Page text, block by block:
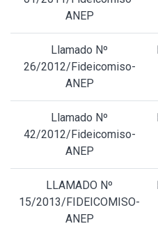
ANEP
Llamado Nº
26/2012/Fideicomiso-
ANEP
Llamado Nº
42/2012/Fideicomiso-
ANEP
LLAMADO Nº
15/2013/FIDEICOMISO-
ANEP